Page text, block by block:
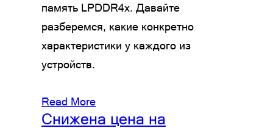
память LPDDR4x. Давайте
разберемся, какие конкретно
характеристики у каждого из
устройств.
Read More
Снижена цена на